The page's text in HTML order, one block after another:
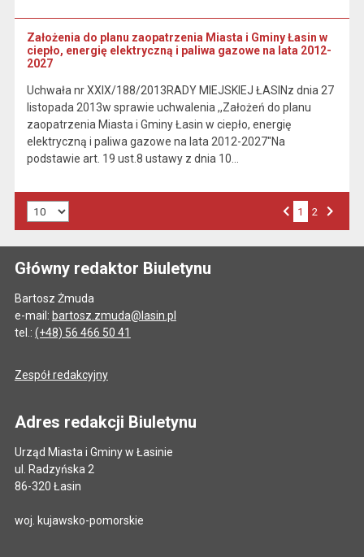
Założenia do planu zaopatrzenia Miasta i Gminy Łasin w
ciepło, energię elektryczną i paliwa gazowe na lata 2012-
2027
Uchwała nr XXIX/188/2013RADY MIEJSKIEJ ŁASINz dnia 27
listopada 2013w sprawie uchwalenia ,,Założeń do planu
zaopatrzenia Miasta i Gminy Łasin w ciepło, energię
elektryczną i paliwa gazowe na lata 2012-2027"Na
podstawie art. 19 ust.8 ustawy z dnia 10…
1 2
Główny redaktor Biuletynu
Bartosz Żmuda
e-mail: bartosz.zmuda@lasin.pl
tel.: (+48) 56 466 50 41
Zespół redakcyjny
Adres redakcji Biuletynu
Urząd Miasta i Gminy w Łasinie
ul. Radzyńska 2
86-320 Łasin
woj. kujawsko-pomorskie